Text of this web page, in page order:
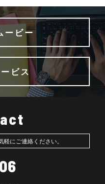
ービー
ビス
軽にご連絡ください。